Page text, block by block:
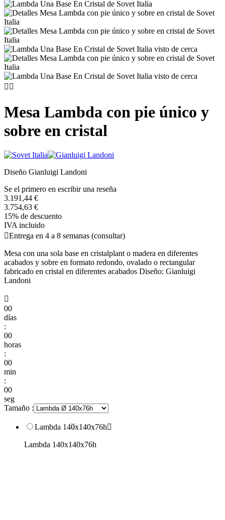
 
Mesa Lambda con pie único y
sobre en cristal
Diseño Gianluigi Landoni
Se el primero en escribir una reseña
3.191,44 €
3.754,63 €
15% de descuento
IVA incluido
Entrega en 4 a 8 semanas (consultar)
Mesa con una sola base en cristalplant o madera en diferentes
acabados y sobre en formato redondo, ovalado o rectangular
fabricado en cristal en diferentes acabados Diseño: Gianluigi
Landoni

00
días
:
00
horas
:
00
min
:
00
seg
Tamaño :
Lambda 140x140x76h
Lambda 140x140x76h